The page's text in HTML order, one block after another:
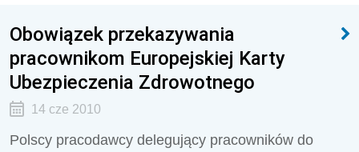
Obowiązek przekazywania
pracownikom Europejskiej Karty
Ubezpieczenia Zdrowotnego
14 cze 2010
Polscy pracodawcy delegujący pracowników do